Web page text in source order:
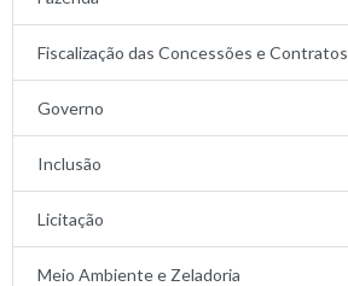
Fiscalização das Concessões e Contratos
Governo
Inclusão
Licitação
Meio Ambiente e Zeladoria